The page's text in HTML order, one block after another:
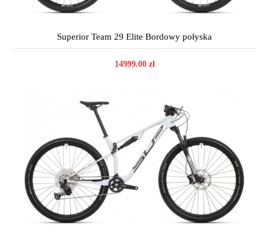
Superior Team 29 Elite Bordowy połyska
14999.00 zł